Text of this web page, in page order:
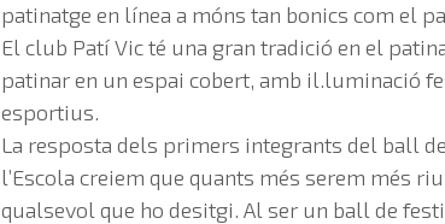
patinatge en línea a móns tan bonics com el
El club Patí Vic té una gran tradició en el
patinar en un espai cobert, amb il.luminació
esportius.
La resposta dels primers integrants del ball
l’Escola creiem que quants més serem més
qualsevol que ho desitgi. Al ser un ball de